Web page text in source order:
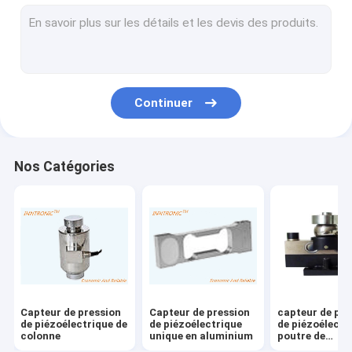
échelle de convoyeur de rouleau
Équipement de chargement statique
Imprimante à jet d'encre de TIJ
Machine de remplissage
Continuer
Nos Catégories
Capteur de pression
de piézoélectrique de
colonne
Capteur de pression
de piézoélectrique
unique en aluminium
capteur de
de
poutre de